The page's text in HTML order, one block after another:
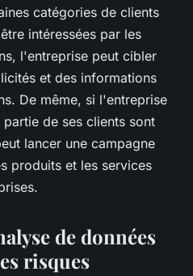
catégories de clients
intéressées par les
l'entreprise peut cibler
et des informations
De même, si l'entreprise
de ses clients sont
lancer une campagne
produits et les services
de données
risques